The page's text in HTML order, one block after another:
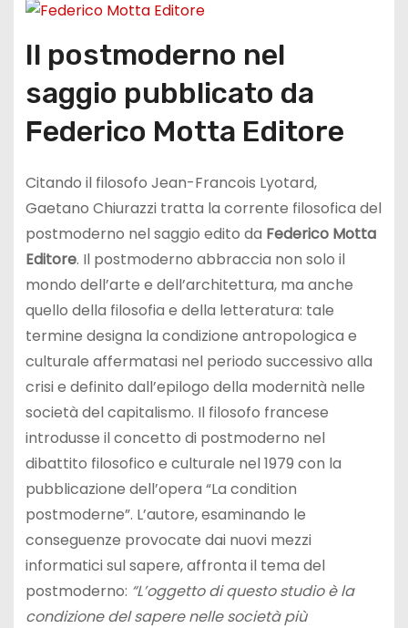
Il postmoderno nel
saggio pubblicato da
Federico Motta Editore
Citando il filosofo Jean-Francois Lyotard,
Gaetano Chiurazzi tratta la corrente filosofica del
postmoderno nel saggio edito da Federico Motta
Editore. Il postmoderno abbraccia non solo il
mondo dell’arte e dell’architettura, ma anche
quello della filosofia e della letteratura: tale
termine designa la condizione antropologica e
culturale affermatasi nel periodo successivo alla
crisi e definito dall’epilogo della modernità nelle
società del capitalismo. Il filosofo francese
introdusse il concetto di postmoderno nel
dibattito filosofico e culturale nel 1979 con la
pubblicazione dell’opera “La condition
postmoderne”. L’autore, esaminando le
conseguenze provocate dai nuovi mezzi
informatici sul sapere, affronta il tema del
postmoderno: “L’oggetto di questo studio è la
condizione del sapere nelle società più